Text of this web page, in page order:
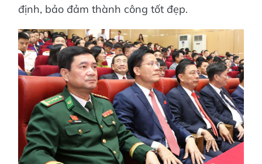
định, bảo đảm thành công tốt đẹp.